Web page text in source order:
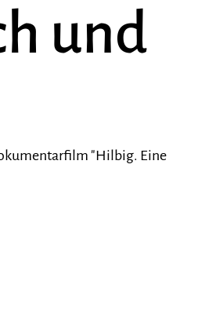
und
"Hilbig. Eine